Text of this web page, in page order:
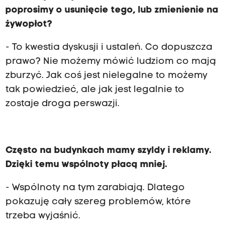
poprosimy o usunięcie tego, lub zmienienie na
żywopłot?
- To kwestia dyskusji i ustaleń. Co dopuszcza
prawo? Nie możemy mówić ludziom co mają
zburzyć. Jak coś jest nielegalne to możemy
tak powiedzieć, ale jak jest legalnie to
zostaje droga perswazji.
Często na budynkach mamy szyldy i reklamy.
Dzięki temu wspólnoty płacą mniej.
- Wspólnoty na tym zarabiają. Dlatego
pokazuję cały szereg problemów, które
trzeba wyjaśnić.